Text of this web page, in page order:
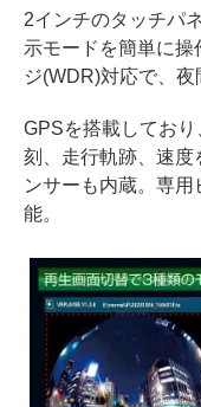
2インチのタッチパ
示モードを簡単に
ジ(WDR)対応で、夜
GPSを搭載してお
刻、走行軌跡、速度
ンサーも内蔵。専
能。